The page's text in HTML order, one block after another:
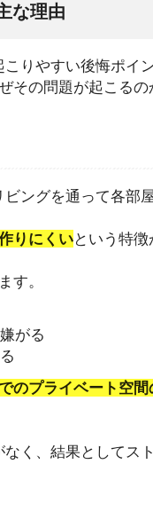
な理由
りやすい後悔ポイ
その問題が起こる
ングを通って各部
りにくいという特徴
す。
がる
のプライベート空
く、結果としてス